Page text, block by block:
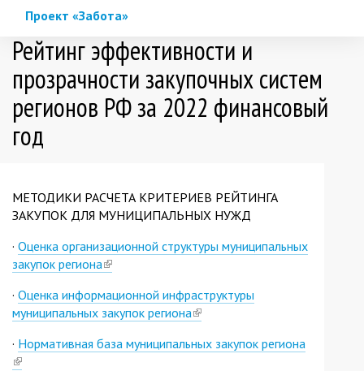
Проект «Забота»
Рейтинг эффективности и
прозрачности закупочных систем
регионов РФ за 2022 финансовый
год
МЕТОДИКИ РАСЧЕТА КРИТЕРИЕВ РЕЙТИНГА
ЗАКУПОК ДЛЯ МУНИЦИПАЛЬНЫХ НУЖД
· Оценка организационной структуры муниципальных
закупок региона(link
external)
· Оценка информационной инфраструктуры
муниципальных закупок региона(link
external)
· Нормативная база муниципальных закупок региона
(link